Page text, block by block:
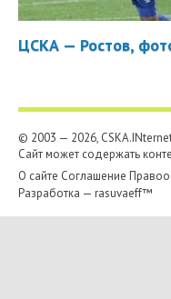
ЦСКА — Ростов,
© 2003 — 2026,
Сайт может содержать
О сайте Соглашение
Разработка — rasuvaeff™